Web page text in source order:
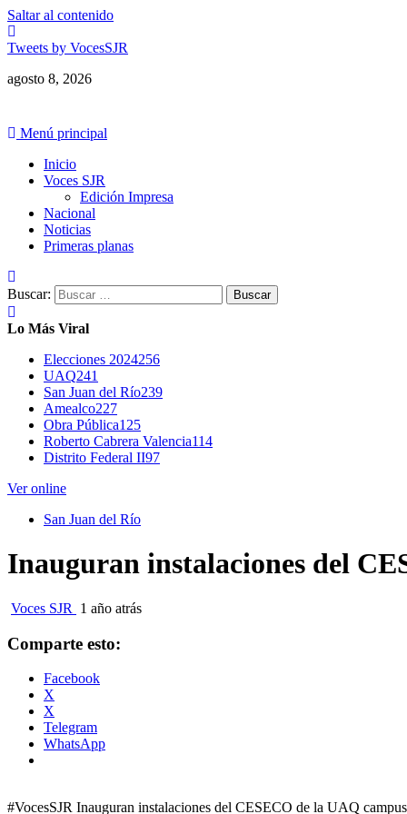
Saltar al contenido
Tweets by VocesSJR
agosto 8, 2026
Menú principal
Inicio
Voces SJR
Edición Impresa
Nacional
Noticias
Primeras planas
Buscar:
Lo Más Viral
Elecciones 2024256
UAQ241
San Juan del Río239
Amealco227
Obra Pública125
Roberto Cabrera Valencia114
Distrito Federal II97
Ver online
San Juan del Río
Inauguran instalaciones del
Voces SJR 1 año atrás
Comparte esto:
Facebook
X
X
Telegram
WhatsApp
#VocesSJR Inauguran instalaciones del CESECO de la UAQ